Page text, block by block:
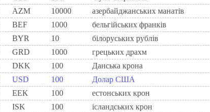
AZM 10000 азербайджанських манатів
BEF 1000 бельгiйських франкiв
BYR 10 білоруських рублів
GRD 1000 грецьких драхм
DKK 100 Данська крона
USD 100 Долар США
EEK 100 естонських крон
ISK 100 ісландських крон